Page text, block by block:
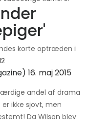
korte optræden i
16. maj 2015
andel af drama
ikke sjovt, men
Da Wilson blev